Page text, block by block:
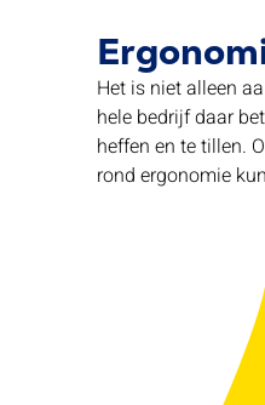
Het is niet alleen
hele bedrijf daar
heffen en te tillen.
rond ergonomie